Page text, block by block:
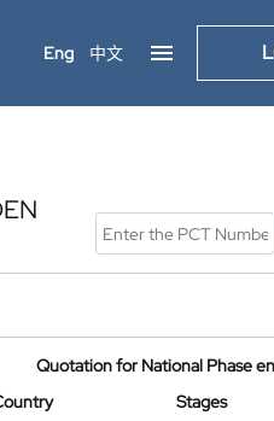
Eng 中文
Quotation for National Phase
Stages